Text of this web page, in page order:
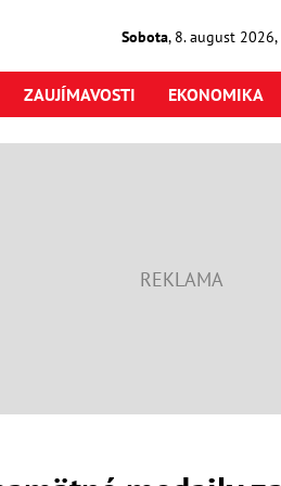
Sobota, 8. august2026,
ZAUJÍMAVOSTI EKONOMIKA